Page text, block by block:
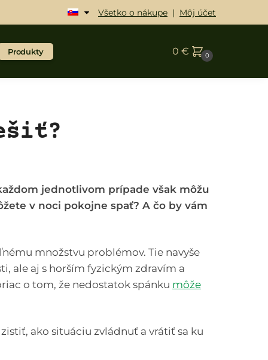
Všetko o nákupe | Môj účet
Produkty 0 € 0
jednotlivom prípade však môžu
v noci pokojne spať? A čo by vám
množstvu problémov. Tie navyše
ale aj s horším fyzickým zdravím a
o tom, že nedostatok spánku môže
ako situáciu zvládnuť a vrátiť sa ku